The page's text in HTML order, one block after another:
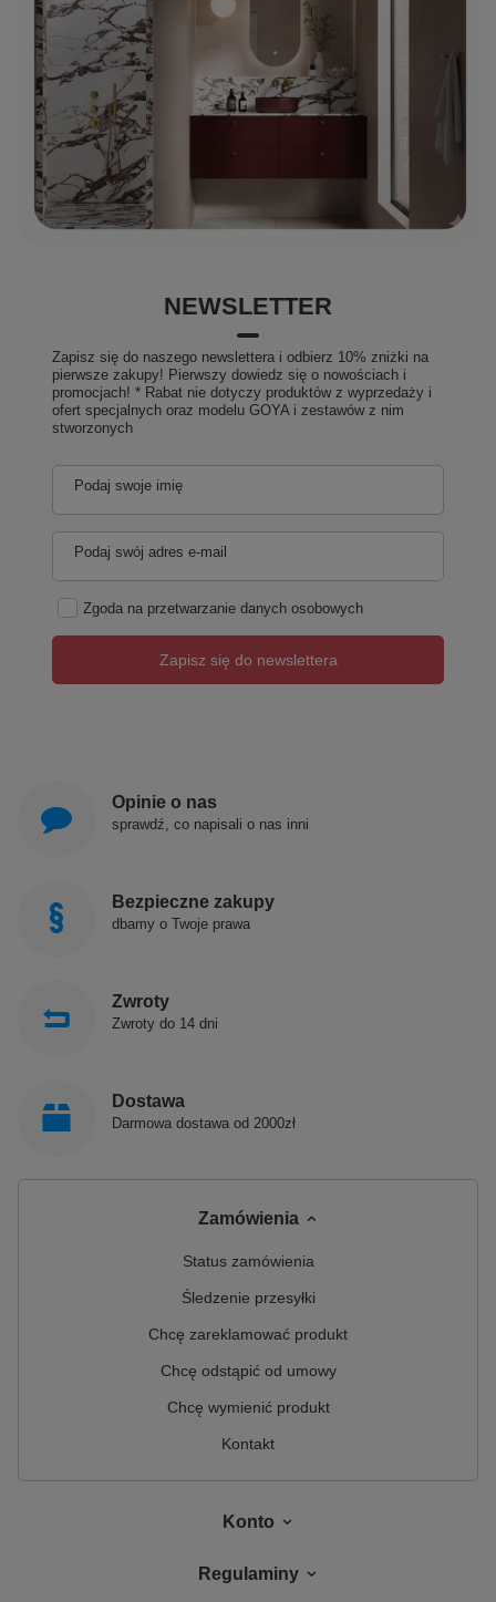
NEWSLETTER
Zapisz się do naszego newslettera i odbierz 10% zniżki na
pierwsze zakupy! Pierwszy dowiedz się o nowościach i
promocjach! * Rabat nie dotyczy produktów z wyprzedaży i
ofert specjalnych oraz modelu GOYA i zestawów z nim
stworzonych
Podaj swoje imię
Podaj swój adres e-mail
Zgoda na przetwarzanie danych osobowych
Zapisz się do newslettera
Opinie o nas
sprawdź, co napisali o nas inni
Bezpieczne zakupy
dbamy o Twoje prawa
Zwroty
Zwroty do 14 dni
Dostawa
Darmowa dostawa od 2000zł
Zamówienia
Status zamówienia
Śledzenie przesyłki
Chcę zareklamować produkt
Chcę odstąpić od umowy
Chcę wymienić produkt
Kontakt
Konto
Regulaminy